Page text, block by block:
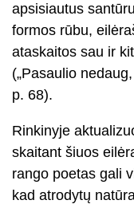
apsisiautus
formos rūbu,
ataskaitos sau ir
(„Pasaulio
p. 68).
Rinkinyje
skaitant šiuos
rango poetas gali
kad atrodytų